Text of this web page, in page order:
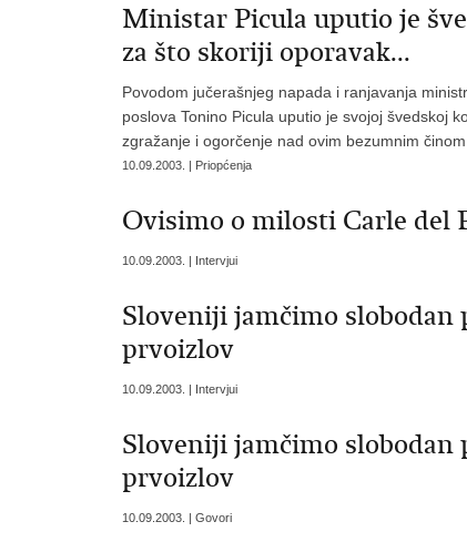
Ministar Picula uputio je
za što skoriji oporavak...
Povodom jučerašnjeg napada i ranjavanja
poslova Tonino Picula uputio je svojoj švedskoj
zgražanje i ogorčenje nad ovim bezumnim činom
10.09.2003. | Priopćenja
Ovisimo o milosti Carle del
10.09.2003. | Intervjui
Sloveniji jamčimo slobodan
prvoizlov
10.09.2003. | Intervjui
Sloveniji jamčimo slobodan
prvoizlov
10.09.2003. | Govori